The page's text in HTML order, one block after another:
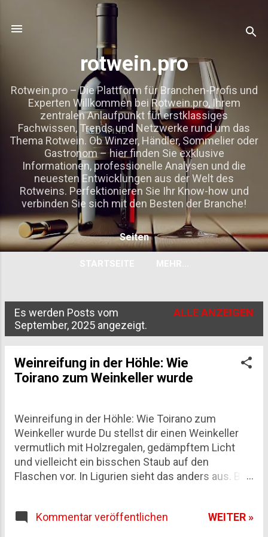
Direkt zum Hauptbereich
rotwein.pro
Rotwein.pro – Die Plattform für Branchen-Profis und
Experten Willkommen bei Rotwein.pro, Ihrem
zentralen Anlaufpunkt für erstklassiges
Fachwissen, Trends und Netzwerke rund um das
Thema Rotwein. Ob Winzer, Händler, Sommelier oder
Gastronom – hier finden Sie exklusive
Informationen, professionelle Analysen und die
neuesten Entwicklungen aus der Welt des
Rotweins. Perfektionieren Sie Ihr Know-how und
verbinden Sie sich mit den Besten der Branche!
Seiten
STARTSEITE MEHR…
P
o
Es werden Posts vom
September, 2025 angezeigt.
ALLE ANZEIGEN
Weinreifung in der Höhle: Wie
Toirano zum Weinkeller wurde
Weinreifung in der Höhle: Wie Toirano zum
Weinkeller wurde Du stellst dir einen Weinkeller
vermutlich mit Holzregalen, gedämpftem Licht
und vielleicht ein bisschen Staub auf den
Flaschen vor. In Ligurien sieht das anders aus. Bei
tief im Innern eines Karstmassivs – zwischen
Kommentar veröffentlichen WEITER »